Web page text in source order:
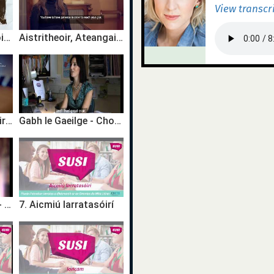
Léachtóir, Scríbhneoir - Siún Ní Dhuinn Aistritheoir, Ateangaire - Breda Ní Mhaoláin
#FYI: Síomha Ní Ruairc, Comhordaitheoir, Bliain na Gaeilge 2018 Gabh le Gaeilge - Choose Irish as a GCSE Subject!
Céim Chun Tosaigh - Ag Obair le Gaeilge | Diarmaid Murtagh - Aisteoir 7. Aicmiú Iarratasóirí
View